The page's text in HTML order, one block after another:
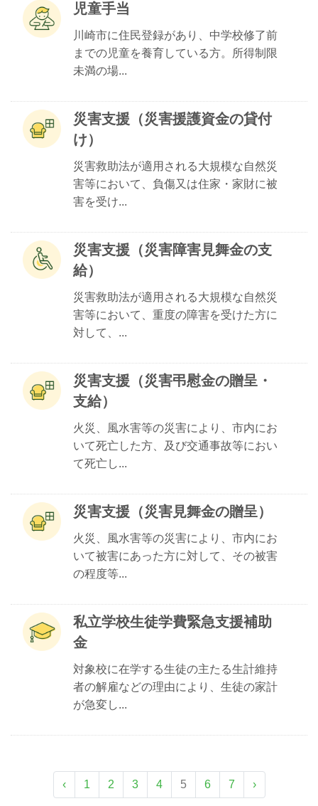
児童手当
川崎市に住民登録があり、中学校修了前
までの児童を養育している方。所得制限
未満の場...
災害支援（災害援護資金の貸付
け）
災害救助法が適用される大規模な自然災
害等において、負傷又は住家・家財に被
害を受け...
災害支援（災害障害見舞金の支
給）
災害救助法が適用される大規模な自然災
害等において、重度の障害を受けた方に
対して、...
災害支援（災害弔慰金の贈呈・
支給）
火災、風水害等の災害により、市内にお
いて死亡した方、及び交通事故等におい
て死亡し...
災害支援（災害見舞金の贈呈）
火災、風水害等の災害により、市内にお
いて被害にあった方に対して、その被害
の程度等...
私立学校生徒学費緊急支援補助
金
対象校に在学する生徒の主たる生計維持
者の解雇などの理由により、生徒の家計
が急変し...
‹ 1 2 3 4 5 6 7 ›